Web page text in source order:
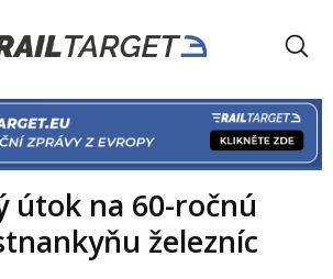
útok na 60-ročnú
železníc